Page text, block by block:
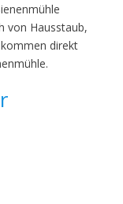
von Hausstaub,
direkt